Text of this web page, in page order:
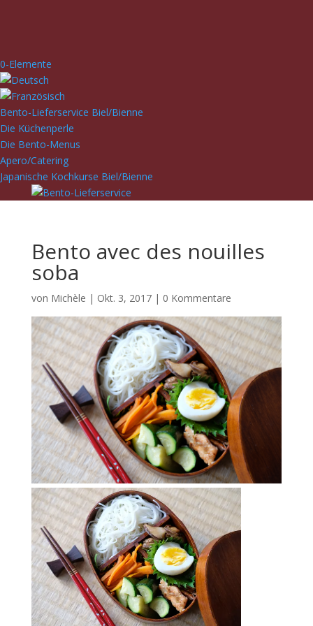
0-Elemente
Bento-Lieferservice Biel/Bienne
Die Küchenperle
Die Bento-Menus
Apero/Catering
Japanische Kochkurse Biel/Bienne
Bento avec des nouilles
soba
von Michèle | Okt. 3, 2017| 0 Kommentare